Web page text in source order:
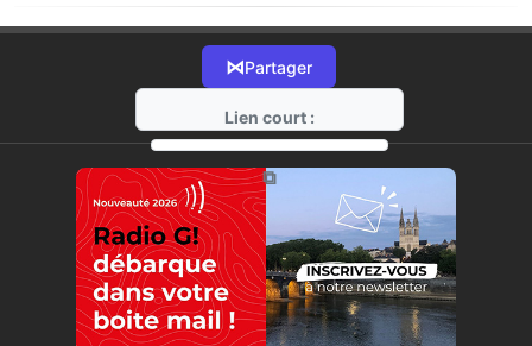
⋈Partager
Lien court :
https://radio-g.fr?20499
⧉